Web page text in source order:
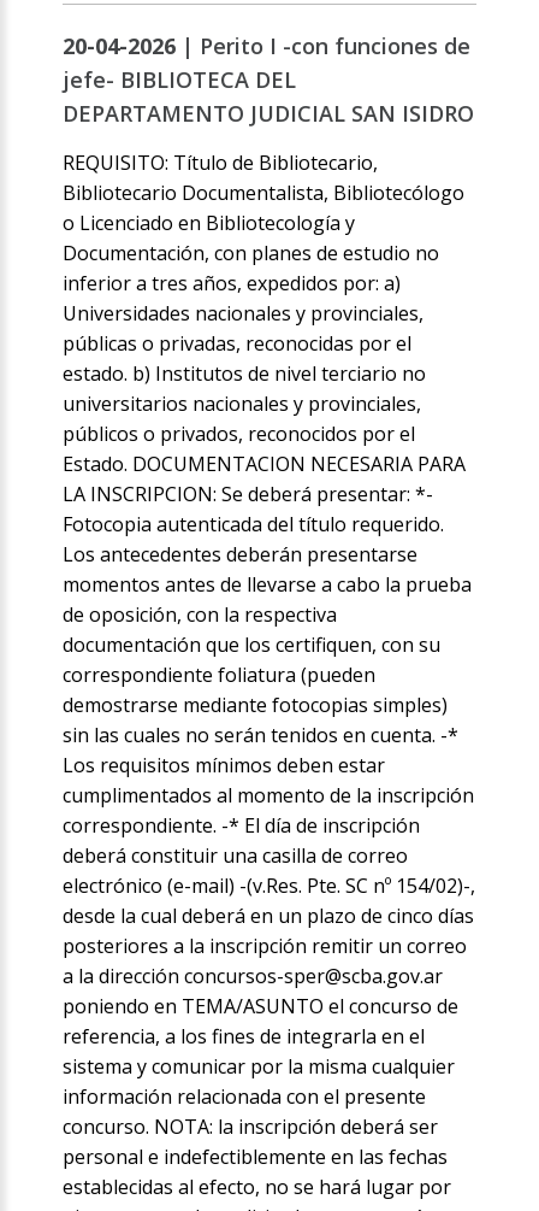
20-04-2026 | Perito I -con funciones de
jefe- BIBLIOTECA DEL
DEPARTAMENTO JUDICIAL SAN ISIDRO
REQUISITO: Título de Bibliotecario,
Bibliotecario Documentalista, Bibliotecólogo
o Licenciado en Bibliotecología y
Documentación, con planes de estudio no
inferior a tres años, expedidos por: a)
Universidades nacionales y provinciales,
públicas o privadas, reconocidas por el
estado. b) Institutos de nivel terciario no
universitarios nacionales y provinciales,
públicos o privados, reconocidos por el
Estado. DOCUMENTACION NECESARIA PARA
LA INSCRIPCION: Se deberá presentar: *-
Fotocopia autenticada del título requerido.
Los antecedentes deberán presentarse
momentos antes de llevarse a cabo la prueba
de oposición, con la respectiva
documentación que los certifiquen, con su
correspondiente foliatura (pueden
demostrarse mediante fotocopias simples)
sin las cuales no serán tenidos en cuenta. -*
Los requisitos mínimos deben estar
cumplimentados al momento de la inscripción
correspondiente. -* El día de inscripción
deberá constituir una casilla de correo
electrónico (e-mail) -(v.Res. Pte. SC nº 154/02)-,
desde la cual deberá en un plazo de cinco días
posteriores a la inscripción remitir un correo
a la dirección concursos-sper@scba.gov.ar
poniendo en TEMA/ASUNTO el concurso de
referencia, a los fines de integrarla en el
sistema y comunicar por la misma cualquier
información relacionada con el presente
concurso. NOTA: la inscripción deberá ser
personal e indefectiblemente en las fechas
establecidas al efecto, no se hará lugar por